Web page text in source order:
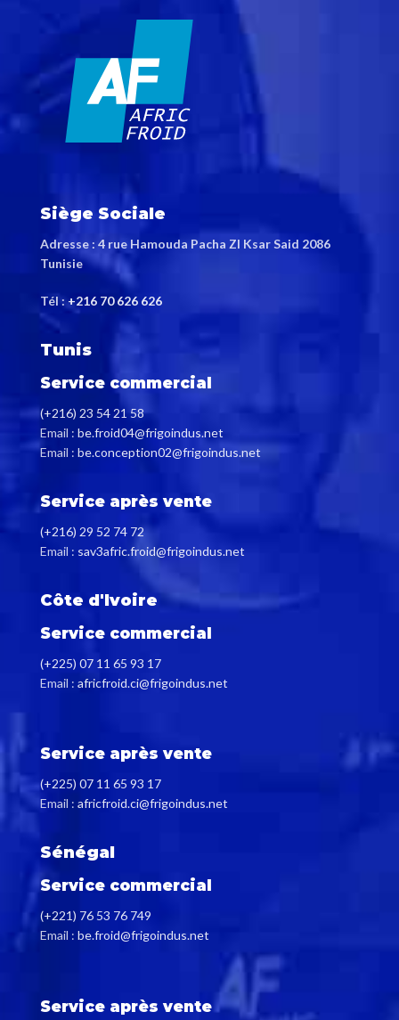
Siège Sociale
Adresse : 4 rue Hamouda Pacha ZI Ksar Said 2086
Tunisie
Tél :+216 70 626 626
Tunis
Service commercial
(+216) 23 54 21 58
Email : be.froid04@frigoindus.net
Email : be.conception02@frigoindus.net
Service après vente
(+216) 29 52 74 72
Email : sav3afric.froid@frigoindus.net
Côte d'Ivoire
Service commercial
(+225) 07 11 65 93 17
Email : africfroid.ci@frigoindus.net
Service après vente
(+225) 07 11 65 93 17
Email : africfroid.ci@frigoindus.net
Sénégal
Service commercial
(+221) 76 53 76 749
Email : be.froid@frigoindus.net
Service après vente